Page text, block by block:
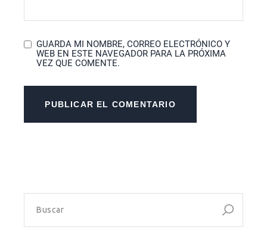
GUARDA MI NOMBRE, CORREO ELECTRÓNICO Y
WEB EN ESTE NAVEGADOR PARA LA PRÓXIMA
VEZ QUE COMENTE.
PUBLICAR EL COMENTARIO